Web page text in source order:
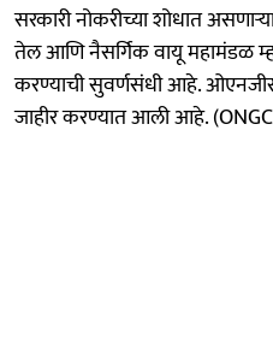
सरकारी नोकरीच्या शोधात
तेल आणि नैसर्गिक वायू महामंडळ
करण्याची सुवर्णसंधी आहे.
जाहीर करण्यात आली आहे.